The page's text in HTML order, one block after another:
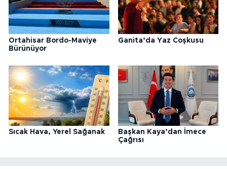
Ortahisar Bordo-Maviye
Bürünüyor
Ganita’da Yaz Coşkusu
Sıcak Hava, Yerel Sağanak
Başkan Kaya’dan İmece
Çağrısı